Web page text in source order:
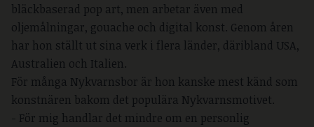
bläckbaserad pop art, men arbetar även med
oljemålningar, gouache och digital konst. Genom åren
har hon ställt ut sina verk i flera länder, däribland USA,
Australien och Italien.
För många Nykvarnsbor är hon kanske mest känd som
konstnären bakom det populära Nykvarnsmotivet.
- För mig handlar det mindre om en personlig